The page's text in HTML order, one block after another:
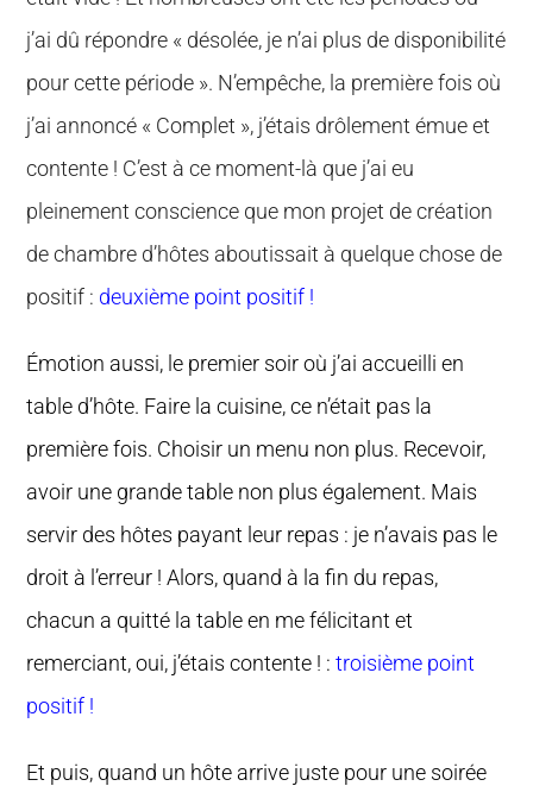
j’ai dû répondre « désolée, je n’ai plus de disponibilité
pour cette période ». N’empêche, la première fois où
j’ai annoncé « Complet », j’étais drôlement émue et
contente ! C’est à ce moment-là que j’ai eu
pleinement conscience que mon projet de création
de chambre d’hôtes aboutissait à quelque chose de
positif : deuxième point positif !
Émotion aussi, le premier soir où j’ai accueilli en
table d’hôte. Faire la cuisine, ce n’était pas la
première fois. Choisir un menu non plus. Recevoir,
avoir une grande table non plus également. Mais
servir des hôtes payant leur repas : je n’avais pas le
droit à l’erreur ! Alors, quand à la fin du repas,
chacun a quitté la table en me félicitant et
remerciant, oui, j’étais contente ! :troisième point
positif !
Et puis, quand un hôte arrive juste pour une soirée